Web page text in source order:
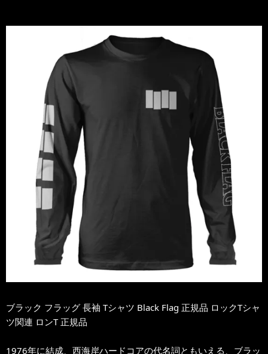
ブラック フラッグ 長袖 Tシャツ Black Flag 正規品 ロックTシャ
ツ関連 ロンT 正規品
1976年に結成、西海岸ハードコアの代名詞ともいえる、ブラッ